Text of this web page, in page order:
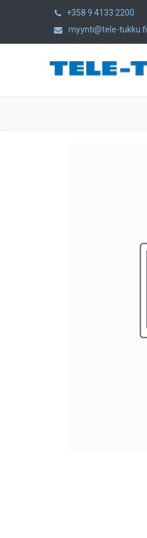
+358 9 4133 2200
myynti@tele-tukku.fi